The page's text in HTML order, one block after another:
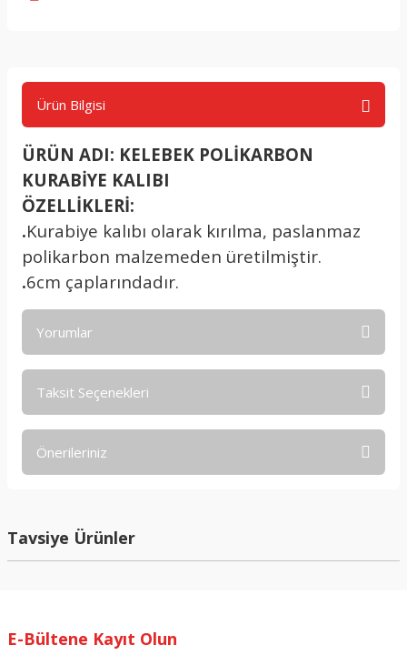
Ürün Bilgisi
ÜRÜN ADI: KELEBEK POLİKARBON
KURABİYE KALIBI
ÖZELLİKLERİ:
.Kurabiye kalıbı olarak kırılma, paslanmaz
polikarbon malzemeden üretilmiştir.
.6cm çaplarındadır.
Yorumlar
Taksit Seçenekleri
Önerileriniz
kullanarak tarafımıza iletebilirsiniz.
Görüş ve önerileriniz için teşekkür ederiz.
Ürün bilgilerinde hatalar bulunuyor.
Tavsiye Ürünler
E-Bültene Kayıt Olun